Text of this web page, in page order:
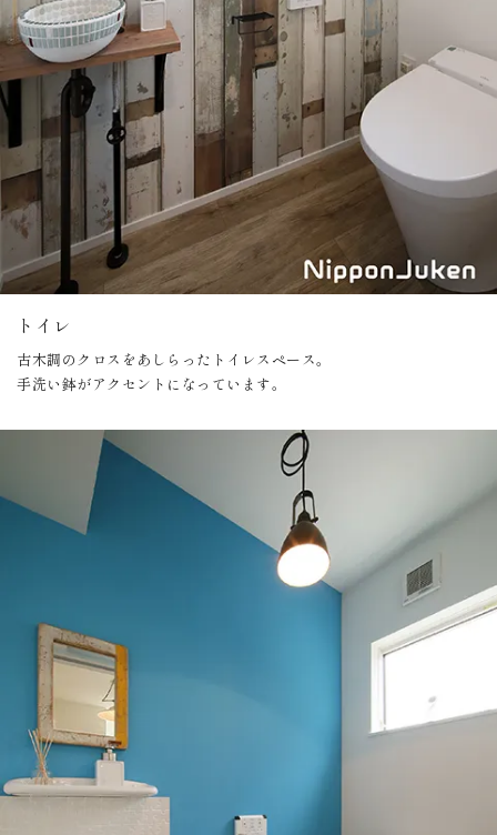
トイレ
古木調のクロスをあしらったトイレスペース。
手洗い鉢がアクセントになっています。